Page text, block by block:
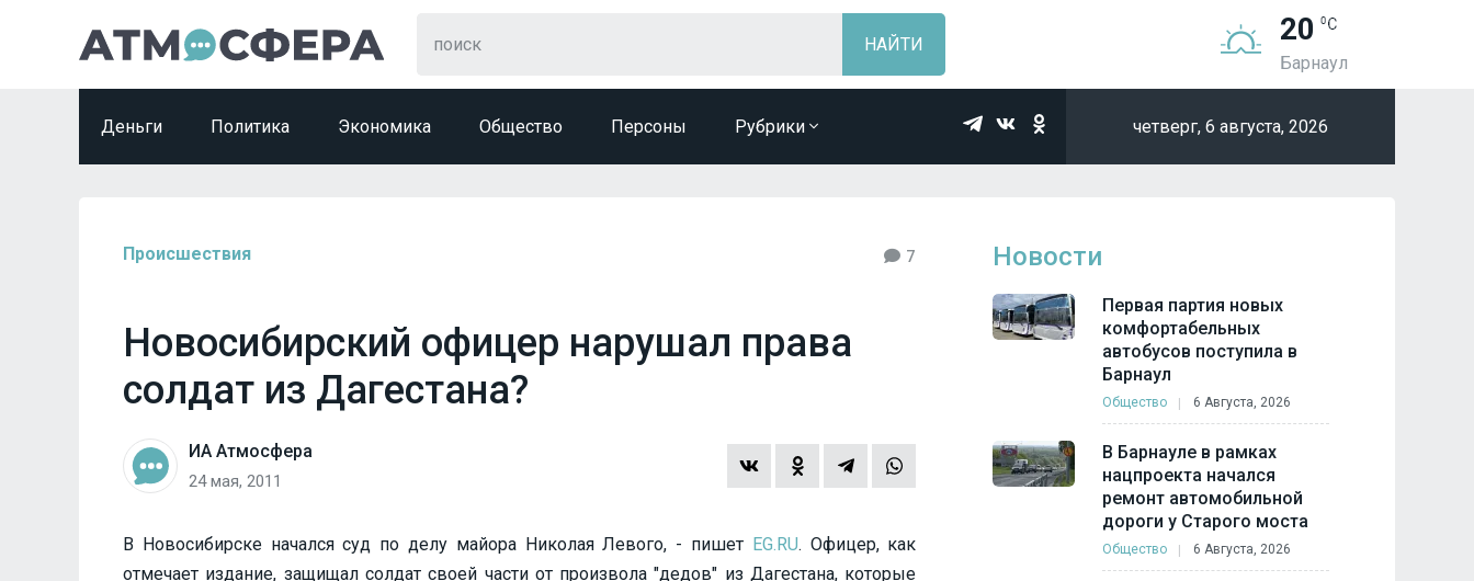
20
Барнаул
Деньги Политика Экономика Общество Персоны Рубрики четверг, 6 августа, 2026
Происшествия 7
Новосибирский офицер нарушал права
солдат из Дагестана?
ИА Атмосфера
24 мая, 2011
В Новосибирске начался суд по делу майора Николая Левого, - пишет EG.RU. Офицер, как
отмечает издание, защищал солдат своей части от произвола "дедов" из Дагестана, которые
Новости
Первая партия новых
комфортабельных
автобусов поступила в
Барнаул
Общество 6 Августа, 2026
В Барнауле в рамках
нацпроекта начался
ремонт автомобильной
дороги у Старого моста
Общество 6 Августа, 2026